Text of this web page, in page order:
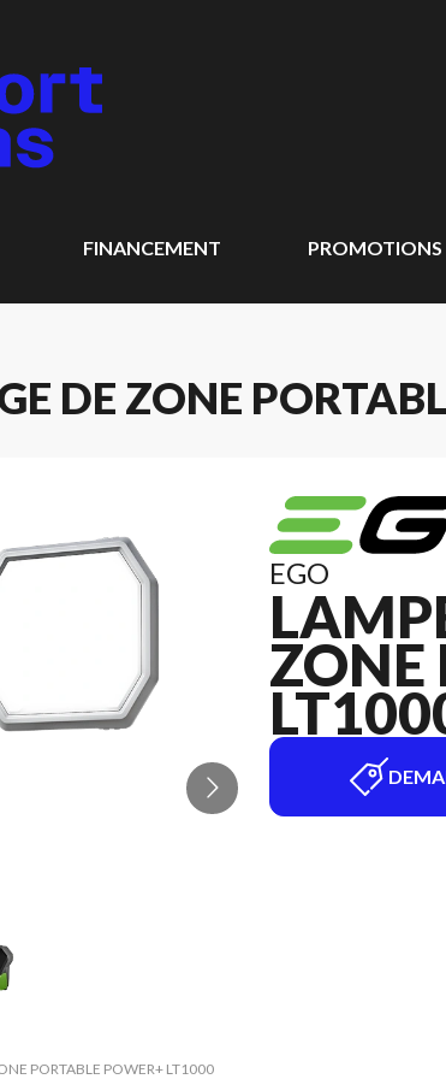
FINANCEMENT PROMOTIONS
DE ZONE
PORTABLE POWER+ LT1000
EGO
ZONE